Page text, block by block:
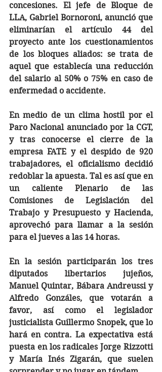
concesiones. El jefe de Bloque de
LLA, Gabriel Bornoroni, anunció que
eliminarían el artículo 44 del
proyecto ante los cuestionamientos
de los bloques aliados: se trata de
aquel que establecía una reducción
del salario al 50% o 75% en caso de
enfermedad o accidente.
En medio de un clima hostil por el
Paro Nacional anunciado por la CGT,
y tras conocerse el cierre de la
empresa FATE y el despido de 920
trabajadores, el oficialismo decidió
redoblar la apuesta. Tal es así que en
un caliente Plenario de las
Comisiones de Legislación del
Trabajo y Presupuesto y Hacienda,
aprovechó para llamar a la sesión
para el jueves a las 14 horas.
En la sesión participarán los tres
diputados libertarios jujeños,
Manuel Quintar, Bábara Andreussi y
Alfredo Gonzáles, que votarán a
favor, así como el legislador
justicialista Guillermo Snopek, que lo
hará en contra. La expectativa está
puesta en los radicales Jorge Rizzotti
y María Inés Zigarán, que suelen